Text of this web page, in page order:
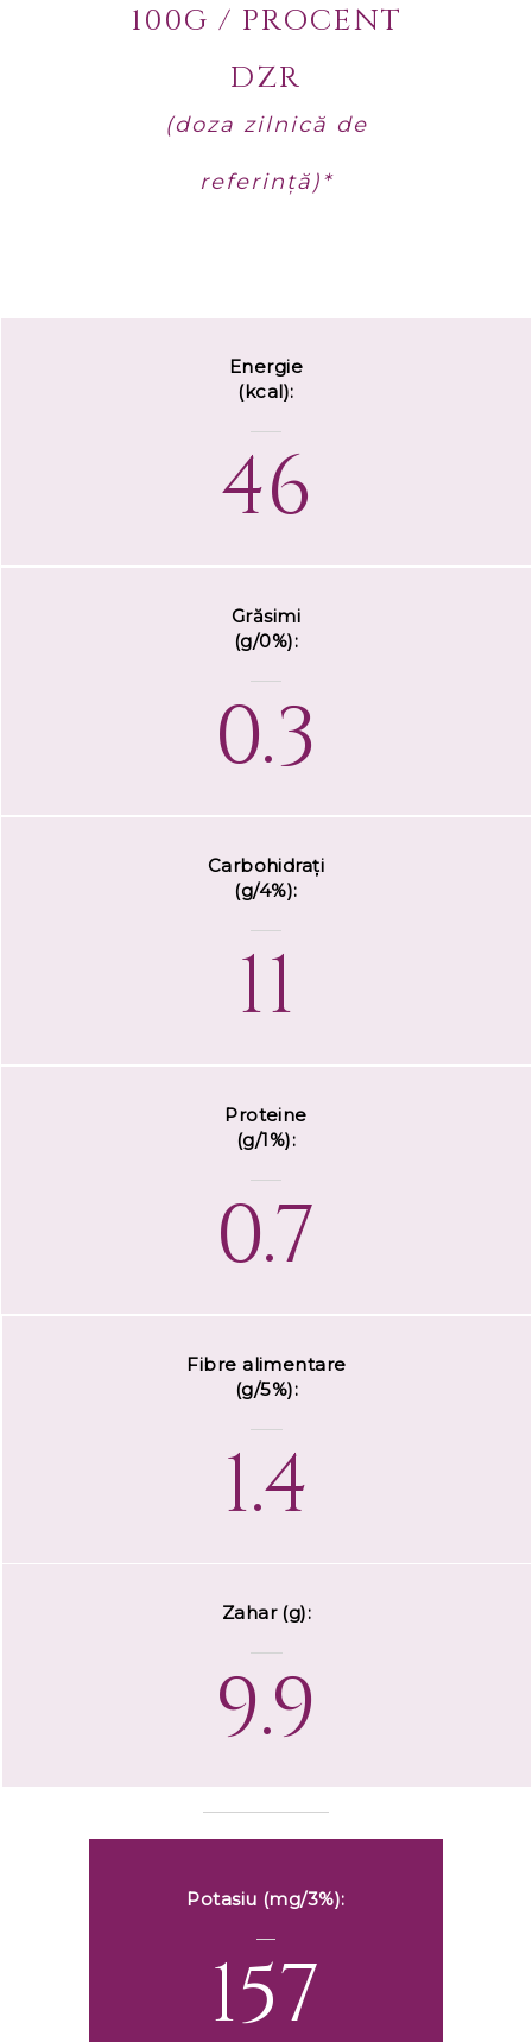
100G / PROCENT
DZR
(doza zilnică de
referință)*
Energie
(kcal):
46
Grăsimi
(g/0%):
0.3
Carbohidrați
(g/4%):
11
Proteine
(g/1%):
0.7
Fibre alimentare
(g/5%):
1.4
Zahar (g):
9.9
Potasiu (mg/3%):
157